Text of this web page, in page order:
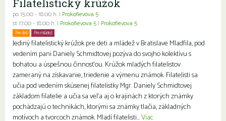
Filatelistický krúžok
po 15:00 - 18:00 h. | Prokofievova 5
st 17:00 - 18:00 h. | Prokofievova 5 | Prokofievova 5
Pre deti Pre mládež
Jediný filatelistický krúžok pre deti a mládež v Bratislave Mladfila, pod
vedením pani Daniely Schmidtovej pozýva do svojho kolektívu s
bohatou a úspešnou činnosťou. Krúžok mladých filatelistov
zameraný na získavanie, triedenie a výmenu známok. Filatelisti sa
učia pod vedením skúsenej filatelistky Mgr. Daniely Schmidtovej
základom filatelie a učia sa veľa aj o krajinách z ktorých známky
pochádzajú o technikách, ktorými sa známky tlačia, základných
motívoch a tvorcoch známok. Mladí filatelisti...Viac